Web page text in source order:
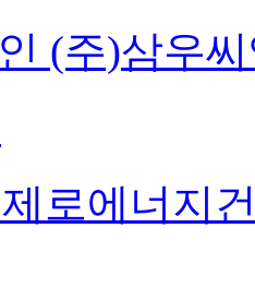
(주)삼우
제로에너지